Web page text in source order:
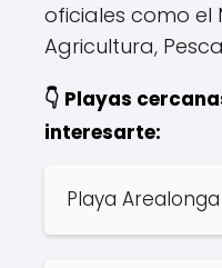
oficiales como el
Agricultura,
👇 Playas
interesarte:
Playa Arealonga